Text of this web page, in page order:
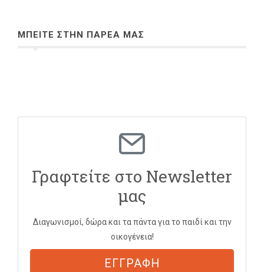
ΜΠΕΙΤΕ ΣΤΗΝ ΠΑΡΕΑ ΜΑΣ
Γραφτείτε στο Newsletter
μας
Διαγωνισμοί, δώρα και τα πάντα για το παιδί και την
οικογένεια!
ΕΓΓΡΑΦΗ